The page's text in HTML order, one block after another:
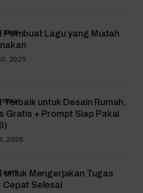
Pembuat Lagu yang Mudah
aeni
2025
Terbaik untuk Desain Rumah,
Gratis + Prompt Siap Pakai
2026
untuk Mengerjakan Tugas
Cepat Selesai
aeni